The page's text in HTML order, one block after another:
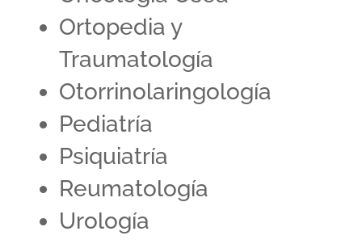
Ortopedia y
Traumatología
Otorrinolaringología
Pediatría
Psiquiatría
Reumatología
Urología